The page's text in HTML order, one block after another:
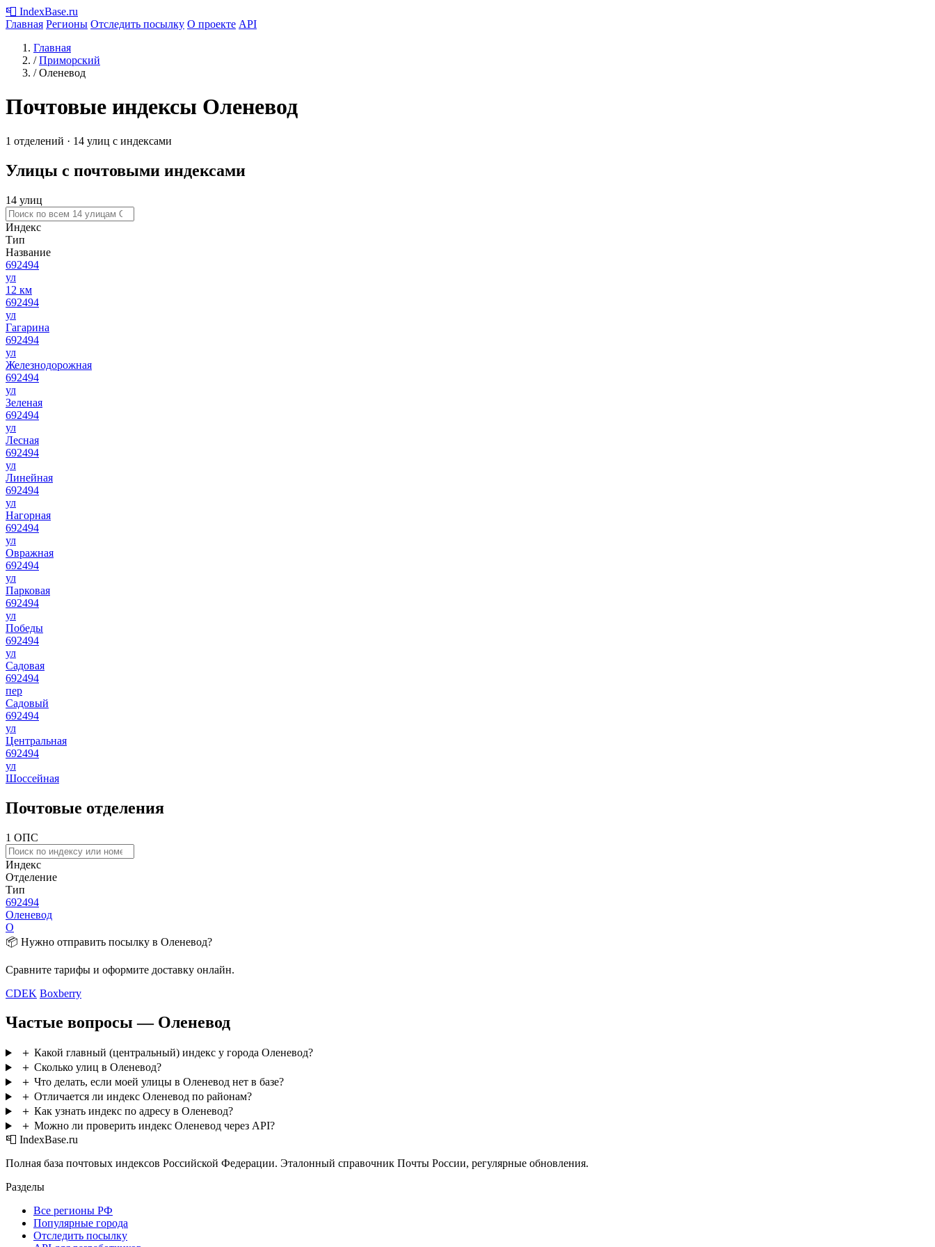
📮 IndexBase.ru
Главная Регионы Отследить посылку О проекте API
Главная
/ Приморский
/ Оленевод
Почтовые индексы Оленевод
1 отделений · 14 улиц с индексами
Улицы с почтовыми индексами
14 улиц
Индекс
Тип
Название
692494
ул
12 км
692494
ул
Гагарина
692494
ул
Железнодорожная
692494
ул
Зеленая
692494
ул
Лесная
692494
ул
Линейная
692494
ул
Нагорная
692494
ул
Овражная
692494
ул
Парковая
692494
ул
Победы
692494
ул
Садовая
692494
пер
Садовый
692494
ул
Центральная
692494
ул
Шоссейная
Почтовые отделения
1 ОПС
Индекс
Отделение
Тип
692494
Оленевод
О
📦 Нужно отправить посылку в Оленевод?
Сравните тарифы и оформите доставку онлайн.
CDEK Boxberry
Частые вопросы — Оленевод
＋ Какой главный (центральный) индекс у города Оленевод?
＋ Сколько улиц в Оленевод?
＋ Что делать, если моей улицы в Оленевод нет в базе?
＋ Отличается ли индекс Оленевод по районам?
＋ Как узнать индекс по адресу в Оленевод?
＋ Можно ли проверить индекс Оленевод через API?
📮 IndexBase.ru
Полная база почтовых индексов Российской Федерации. Эталонный справочник Почты России, регулярные обновления.
Разделы
Все регионы РФ
Популярные города
Отследить посылку